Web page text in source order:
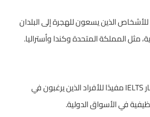
للأشخاص الذين يسعون للهجرة إلى البلدان
مثل المملكة المتحدة وكندا وأستراليا.
يمكن أن يكون اختبار IELTS مفيدًا للأفراد الذين يرغبون في
في الأسواق الدولية.